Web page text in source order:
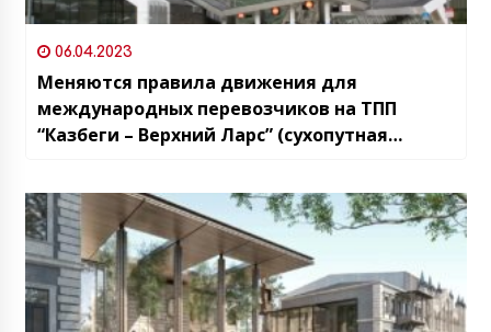
06.04.2023
Меняются правила движения для
международных перевозчиков на ТПП
“Казбеги – Верхний Ларс” (сухопутная